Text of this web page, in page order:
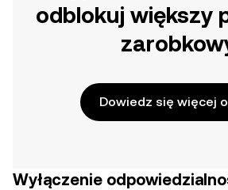
odblokuj większy
Dowiedz się więcej
Wyłączenie